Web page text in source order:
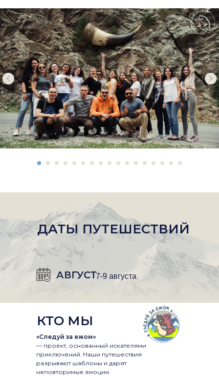
ДАТЫ ПУТЕШЕСТВИЙ
АВГУСТ7-9 августа
КТО МЫ
«Следуй за ежом»
— проект, основанный искателями
приключений. Наши путешествия
разрывают шаблоны и дарят
неповторимые эмоции.